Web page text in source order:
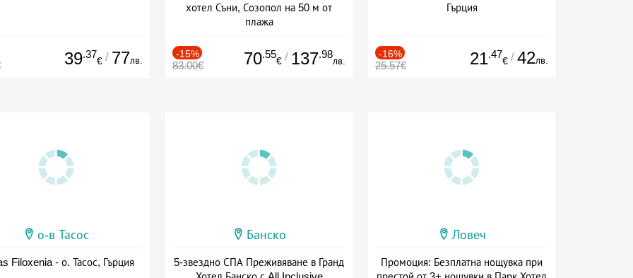
39.37
€ / 77лв.
хотел Съни, Созопол на 50 м от
плажа
-15%
83.00€ 70.55
€ / 137.98
лв.
Гърция
-16%
25.57€ 21.47
€ / 42лв.
о-в Тасос
Filoxenia - о. Тасос, Гърция
Банско
5-звездно СПА Преживяване в Гранд
Ловеч
Промоция: Безплатна нощувка при